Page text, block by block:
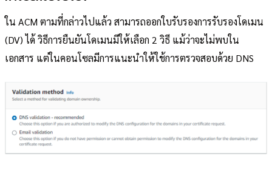
ใน ACM ตามที่กล่าวไปแล้ว สามารถออกใบรับรองการรับรองโดเมน
(DV) ได้ วิธีการยืนยันโดเมนมีให้เลือก 2 วิธี แม้ว่าจะไม่พบใน
เอกสาร แต่ในคอนโซลมีการแนะนำให้ใช้การตรวจสอบด้วย DNS